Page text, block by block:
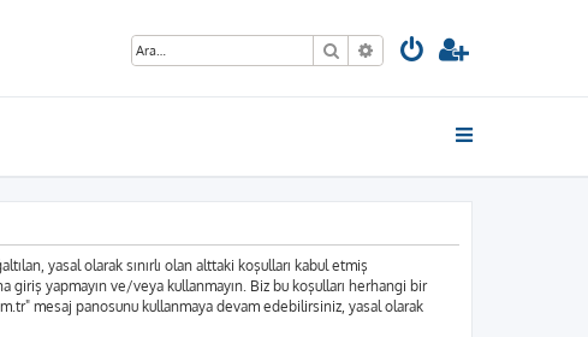
Ara Gelişmiş arama
yasal olarak sınırlı olan alttaki koşulları kabul etmiş
giriş yapmayın ve/veya kullanmayın. Biz bu koşulları herhangi bir
mesaj panosunu kullanmaya devam edebilirsiniz, yasal olarak